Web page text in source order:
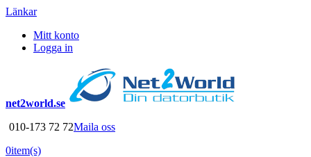
Länkar
Mitt konto
Logga in
net2world.se
010-173 72 72Maila oss
0item(s)